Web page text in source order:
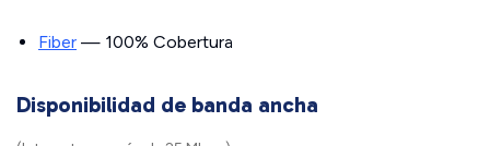
Fiber — 100% Cobertura
Disponibilidad de banda ancha